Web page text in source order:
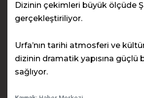
Dizinin çekimleri büyük ölçüde
gerçekleştiriliyor.
Urfa’nın tarihi atmosferi ve
dizinin dramatik yapısına güçlü
sağlıyor.